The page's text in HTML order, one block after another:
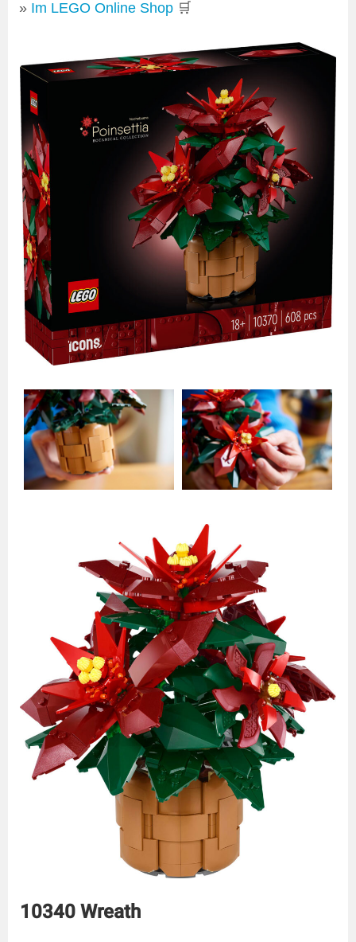
Im LEGO Online Shop 🛒
10340 Wreath